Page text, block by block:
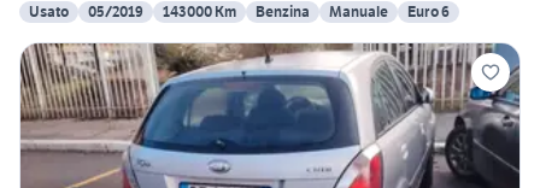
Usato
05/2019 143000 Km Benzina Manuale Euro 6